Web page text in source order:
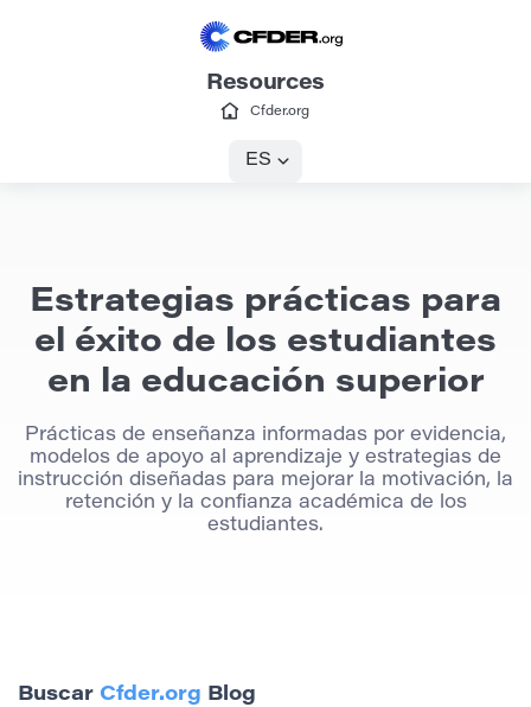
Resources
Cfder.org
ES
Estrategias prácticas para
el éxito de los estudiantes
en la educación superior
Prácticas de enseñanza informadas por evidencia,
modelos de apoyo al aprendizaje y estrategias de
instrucción diseñadas para mejorar la motivación, la
retención y la confianza académica de los
estudiantes.
Buscar Cfder.org Blog